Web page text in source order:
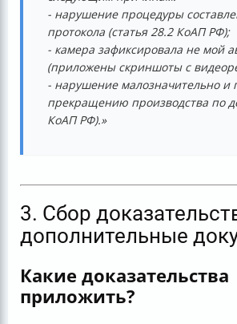
- нарушение процедуры
протокола (статья 28.2 КоАП РФ);
- камера зафиксировала не мой
(приложены скриншоты с
- нарушение малозначительно и
прекращению производства по
КоАП РФ).»
3. Сбор
дополнительные
Какие доказательства
приложить?